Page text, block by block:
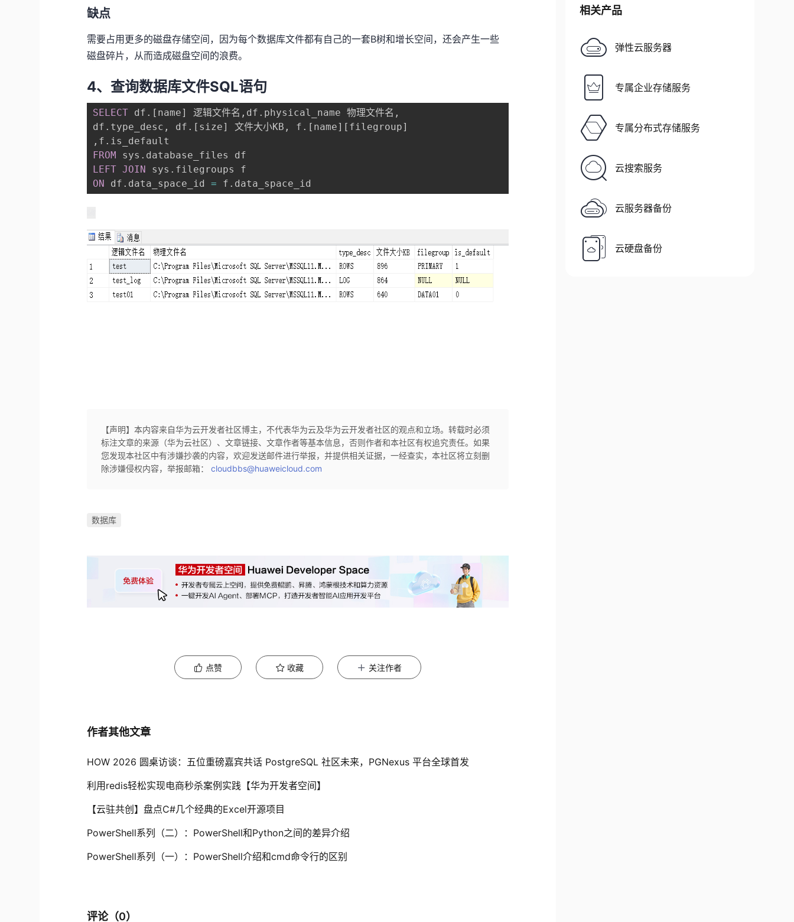
缺点
需要占用更多的磁盘存储空间，因为每个数据库文件都有自己的一套B树和增长空间，还会产生一些
磁盘碎片，从而造成磁盘空间的浪费。
4、查询数据库文件SQL语句
SELECT df . [ name] 逻辑文件名 , df . physical_name 物理文件名 ,
df . type_desc , df . [ size] 文件大小KB , f . [ name] [ filegroup]
, f .
FROM
sys .
LEFT JOIN sys .
ON
df . data_space_id = f .
【声明】本内容来自华为云开发者社区博主，不代表华为云及华为云开发者社区的观点和立场。转载时必须
标注文章的来源（华为云社区）、文章链接、文章作者等基本信息，否则作者和本社区有权追究责任。如果
您发现本社区中有涉嫌抄袭的内容，欢迎发送邮件进行举报，并提供相关证据，一经查实，本社区将立刻删
除涉嫌侵权内容，举报邮箱：cloudbbs@huaweicloud.com
数据库
点赞 收藏 关注作者
作者其他文章
HOW 2026 圆桌访谈：五位重磅嘉宾共话 PostgreSQL 社区未来，PGNexus 平台全球首发
利用redis轻松实现电商秒杀案例实践【华为开发者空间】
【云驻共创】盘点C#几个经典的Excel开源项目
PowerShell系列（二）：PowerShell和Python之间的差异介绍
PowerShell系列（一）：PowerShell介绍和cmd命令行的区别
评论（0）
相关产品
弹性云服务器
专属企业存储服务
专属分布式存储服务
云搜索服务
云服务器备份
云硬盘备份